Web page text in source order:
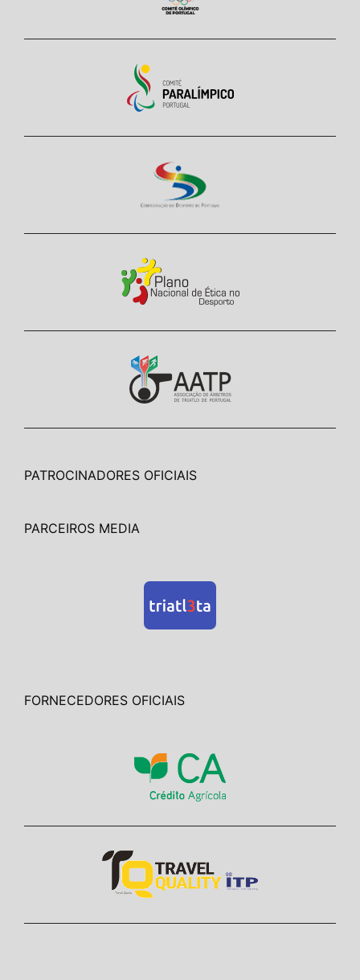
PATROCINADORES OFICIAIS
PARCEIROS MEDIA
FORNECEDORES OFICIAIS